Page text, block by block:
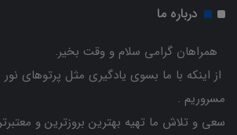
درباره ما
همراهان گرامی سلام و وقت بخیر.
از اینکه با ما بسوی یادگیری مثل پرتوهای
مسروریم .
سعی و تلاش ما تهیه بهترین بروزترین و